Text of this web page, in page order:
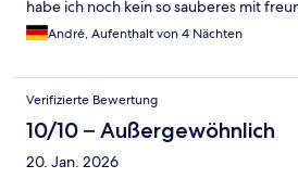
habe ich noch kein so sauberes mit
André, Aufenthalt von 4 Nächten
Verifizierte Bewertung
10/10 – Außergewöhnlich
20. Jan. 2026